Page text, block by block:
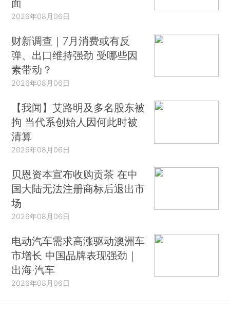
面
2026年08月06日
财新调查｜7月消费或有反
弹、出口维持强劲 受哪些因
素带动？
2026年08月06日
【我闻】艾路明及多名股东被
拘 当代系创始人因何此时被
清算
2026年08月06日
贝恩资本宣布收购贡茶 在中
国大陆无法注册商标后退出市
场
2026年08月06日
电动汽车需求高涨驱动澳洲车
市增长 中国品牌表现强劲｜
出海·汽车
2026年08月06日